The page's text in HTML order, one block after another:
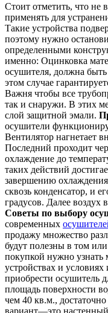
Стоит отметить, что не
применять для
Такие устройства
поэтому нужно
определенными
именно: Оцинковка
осушителя, должна
этом случае
Важня чтобы все
так и снаружи. В этих
слой защитной эмали.
осушители
Вентилятор нагнетает
Последний проходит
охлаждение до
таких действий
завершению
сквозь конденсатор, и
градусов. Далее воздух
Советы по выбору
современных
продажу множество
будут полезны в том
покупкой нужно
устройствах и
приобрести осушитель
площадь поверхности
чем 40 кв.м.,
вариант—это